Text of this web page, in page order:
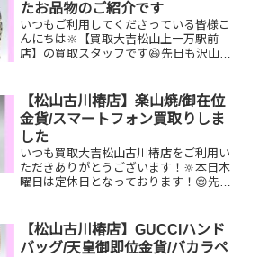
たお品物のご紹介です
いつもご利用してくださっている皆様こ
んにちは🔆【買取大吉松山上一万駅前
店】の買取スタッフです😆先日も沢山の
イヤネックレス VJAギフトカード
シャネル コ...
【松山古川椿店】楽山焼/御在位
金貨/スマートフォン買取りしま
した
いつも買取大吉松山古川椿店をご利用い
ただきありがとうございます！🔆本日木
曜日は定休日となっております！😌先日
家で眠っているお品物はございません
か？ぜひ買取大吉松山...
【松山古川椿店】GUCCIハンド
バッグ/天皇御即位金貨/バカラペ